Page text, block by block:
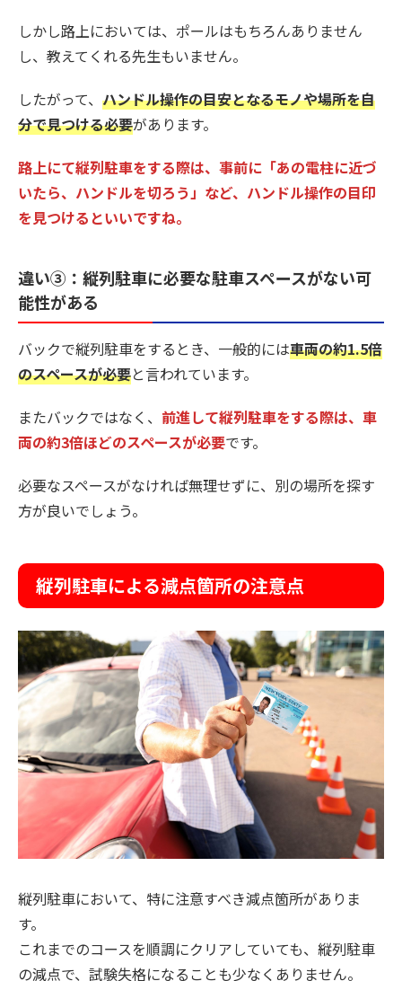
しかし路上においては、 ポールはもちろんありません
し、教えてくれる先生もいません。
したがって、 ハンドル操作の目安となるモノや場所を自
分で見つける必要があります。
路上にて縦列駐車をする際は、事前に「あの電柱に近づ
いたら、ハンドルを切ろう」など、ハンドル操作の目印
を見つけるといいですね。
違い③：縦列駐車に必要な駐車スペースがない可
能性がある
バックで縦列駐車をするとき、一般的には車両の約1.5倍
のスペースが必要と言われています。
またバックではなく、 前進して縦列駐車をする際は、車
両の約3倍ほどのスペースが必要です。
必要なスペースがなければ無理せずに、別の場所を探す
方が良いでしょう。
縦列駐車による減点箇所の注意点
縦列駐車において、特に注意すべき減点箇所がありま
す。
これまでのコースを順調にクリアしていても、縦列駐車
の減点で、試験失格になることも少なくありません。